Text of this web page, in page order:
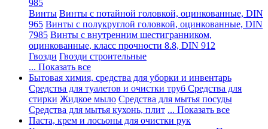
985
Винты Винты с потайной головкой, оцинкованные, DIN
965 Винты с полукруглой головкой, оцинкованные, DIN
7985 Винты с внутренним шестигранником,
оцинкованные, класс прочности 8.8, DIN 912
Гвозди Гвозди строительные
... Показать все
Бытовая химия, средства для уборки и инвентарь
Средства для туалетов и очистки труб Средства для
стирки Жидкое мыло Средства для мытья посуды
Средства для мытья кухонь, плит ... Показать все
Паста, крем и лосьоны для очистки рук